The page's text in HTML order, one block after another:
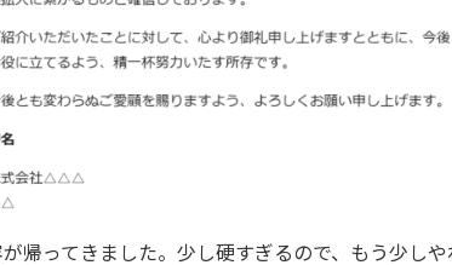
ってきました。少し硬すぎるので、もう少しや